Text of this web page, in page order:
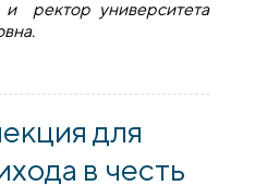
ректор университета
сотрудничества с
для
в честь